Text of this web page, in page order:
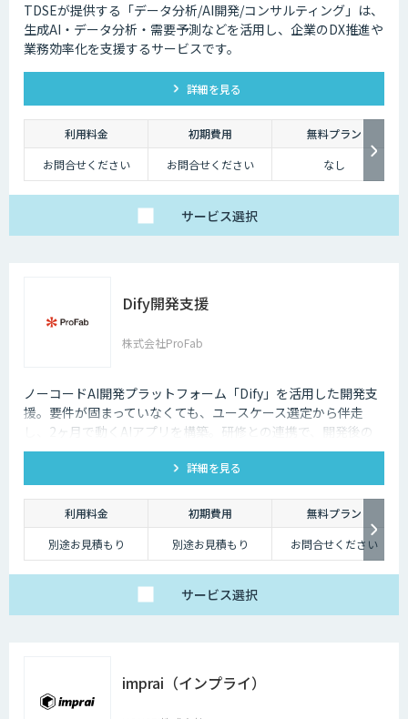
TDSEが提供する「データ分析/AI開発/コンサルティング」は、
生成AI・データ分析・需要予測などを活用し、企業のDX推進や
業務効率化を支援するサービスです。
詳細を見る
利用料金 初期費用
無料プラン
お問合せください
お問合せください なし
サービス選択
Dify開発支援
株式会社ProFab
ノーコードAI開発プラットフォーム「Dify」を活用した開発支
援。要件が固まっていなくても、ユースケース選定から伴走
し、2ヶ月で動くAIアプリを構築。研修との連携で、開発後の
内製化・自走までサポートします。
詳細を見る
利用料金 初期費用
無料プラン
別途お見積もり
別途お見積もり お問合せください
サービス選択
imprai（インプライ）